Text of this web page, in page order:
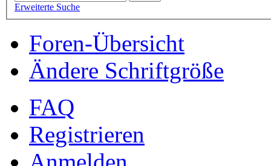
Foren-Übersicht
Ändere Schriftgröße
Registrieren
Anmelden